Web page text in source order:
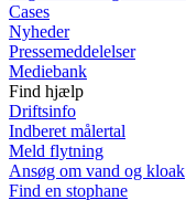
Cases
Nyheder
Pressemeddelelser
Mediebank
Find hjælp
Driftsinfo
Indberet målertal
Meld flytning
Ansøg om vand og kloak
Find en stophane